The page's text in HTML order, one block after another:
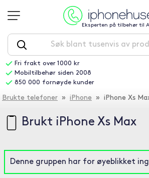
Eksperten på tilbehør til
Fri frakt over 1000 kr
Mobiltilbehør siden 2008
850 000 fornøyde kunder
Brukte telefoner » iPhone » iPhone Xs
Brukt iPhone Xs Max
Denne gruppen har for øyeblikket